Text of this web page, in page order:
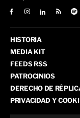
HISTORIA
MEDIA KIT
FEEDS RSS
PATROCINIOS
DERECHO DE
PRIVACIDAD Y